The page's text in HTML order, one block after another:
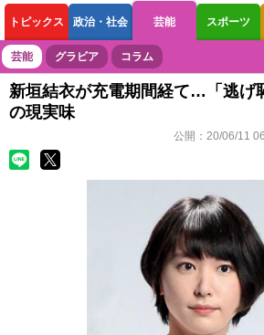
トピックス 政治・社会 芸能 スポーツ
ボートレース 競輪 オートレース
芸能 グラビア コラム
新垣結衣が充電期間経て…「逃げ
の現実味
公開： 20/06/11